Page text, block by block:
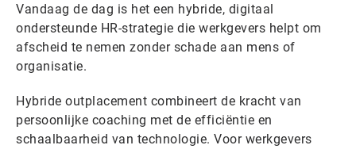
Vandaag de dag is het een hybride, digitaal
ondersteunde HR-strategie die werkgevers helpt om
afscheid te nemen zonder schade aan mens of
organisatie.
Hybride outplacement combineert de kracht van
persoonlijke coaching met de efficiëntie en
schaalbaarheid van technologie. Voor werkgevers